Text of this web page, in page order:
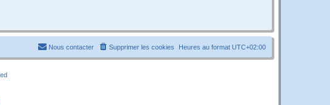
Heures au format UTC+02:00
Supprimer les cookies
Nous contacter